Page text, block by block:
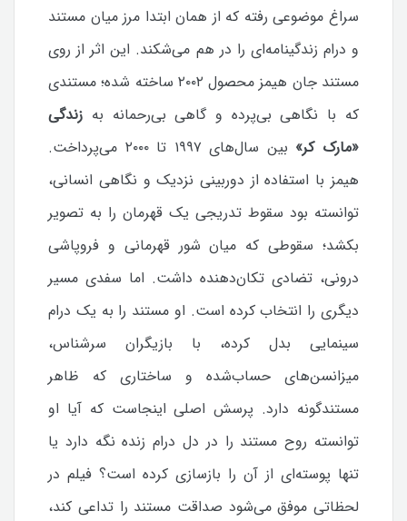
سراغ موضوعی رفته که از همان ابتدا مرز میان مستند
و درام زندگینامه‌ای را در هم می‌شکند. این اثر از روی
مستند جان هیمز محصول ۲۰۰۲ ساخته شده؛ مستندی
که با نگاهی بی‌پرده و گاهی بی‌رحمانه به زندگی
«مارک کر»
بین سال‌های ۱۹۹۷ تا ۲۰۰۰ می‌پرداخت.
هیمز با استفاده از دوربینی نزدیک و نگاهی انسانی،
توانسته بود سقوط تدریجی یک قهرمان را به تصویر
بکشد؛ سقوطی که میان شور قهرمانی و فروپاشی
درونی، تضادی تکان‌دهنده داشت. اما سفدی مسیر
دیگری را انتخاب کرده است. او مستند را به یک درام
سینمایی بدل کرده، با بازیگران سرشناس،
میزانسن‌های حساب‌شده و ساختاری که ظاهر
مستندگونه دارد. پرسش اصلی اینجاست که آیا او
توانسته روح مستند را در دل درام زنده نگه دارد یا
تنها پوسته‌ای از آن را بازسازی کرده است؟ فیلم در
لحظاتی موفق می‌شود صداقت مستند را تداعی کند،